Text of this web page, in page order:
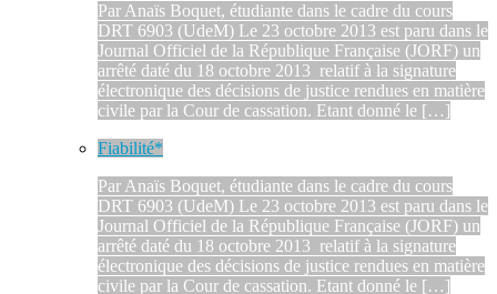
Par Anaïs Boquet, étudiante dans le cadre du cours
DRT 6903 (UdeM) Le 23 octobre 2013 est paru dans le
Journal Officiel de la République Française (JORF) un
arrêté daté du 18 octobre 2013 relatif à la signature
électronique des décisions de justice rendues en matière
civile par la Cour de cassation. Etant donné le […]
Fiabilité*
Par Anaïs Boquet, étudiante dans le cadre du cours
DRT 6903 (UdeM) Le 23 octobre 2013 est paru dans le
Journal Officiel de la République Française (JORF) un
arrêté daté du 18 octobre 2013 relatif à la signature
électronique des décisions de justice rendues en matière
civile par la Cour de cassation. Etant donné le […]